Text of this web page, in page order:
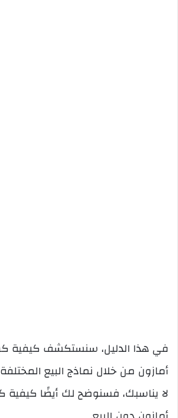
في هذا الدليل، سنستكشف كيفية
أمازون من خلال نماذج البيع
لا يناسبك، فسنوضح لك أيضًا